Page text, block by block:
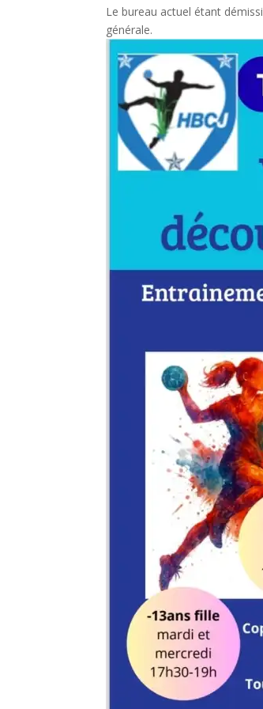
Le bureau actuel étant
générale.